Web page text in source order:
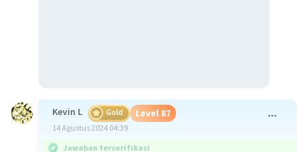
Kevin L Gold Level 87
14 Agustus 2024 04:39
Jawaban terverifikasi